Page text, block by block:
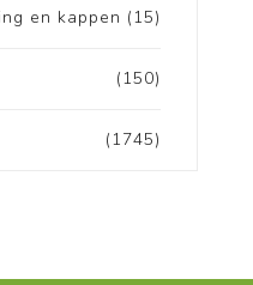
(15)
en kappen
(150)
(1745)